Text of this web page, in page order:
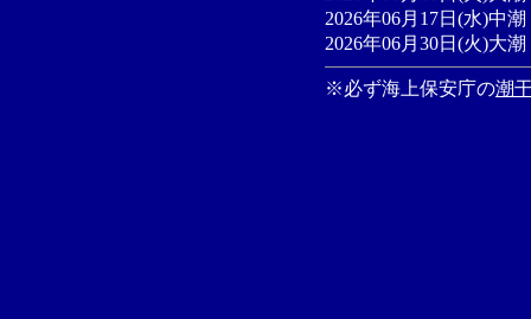
2026年06月17日(水)中
2026年06月30日(火)大
※必ず海上保安庁の潮